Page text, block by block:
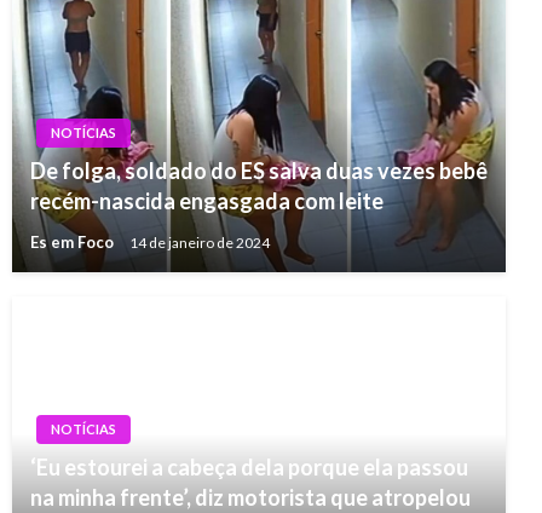
NOTÍCIAS
De folga, soldado do ES salva duas vezes bebê
recém-nascida engasgada com leite
Es em Foco 14 de janeiro de 2024
NOTÍCIAS
‘Eu estourei a cabeça dela porque ela passou
na minha frente’, diz motorista que atropelou